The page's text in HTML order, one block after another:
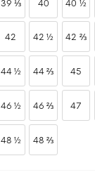
39 ⅓ 40 40 ½
42 42 ½ 42 ⅔
44 ½ 44 ⅔ 45
46 ½ 46 ⅔ 47
48 ½ 48 ⅔